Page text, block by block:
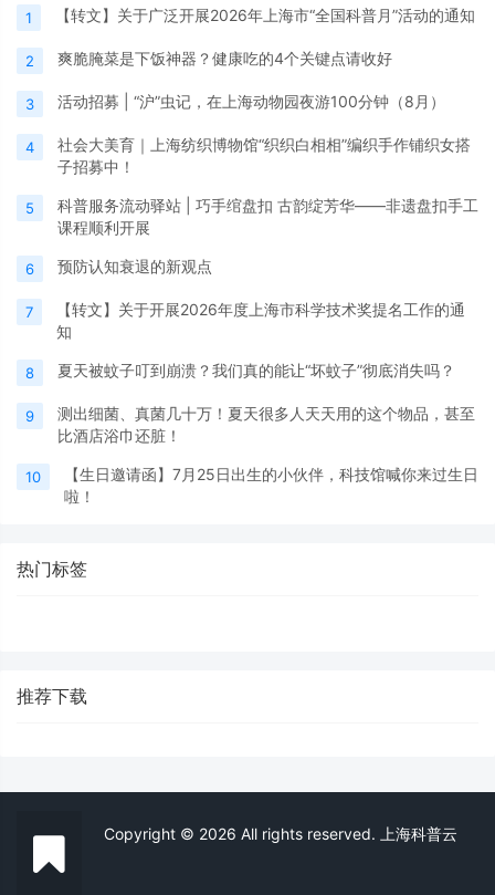
1 【转文】关于广泛开展2026年上海市“全国科普月”活动的通知
2 爽脆腌菜是下饭神器？健康吃的4个关键点请收好
3 活动招募 | “沪”虫记，在上海动物园夜游100分钟（8月）
4
社会大美育｜上海纺织博物馆“织织白相相”编织手作铺织女搭
子招募中！
5
科普服务流动驿站 | 巧手绾盘扣 古韵绽芳华——非遗盘扣手工
课程顺利开展
6 预防认知衰退的新观点
7
【转文】关于开展2026年度上海市科学技术奖提名工作的通
知
8 夏天被蚊子叮到崩溃？我们真的能让“坏蚊子”彻底消失吗？
9
测出细菌、真菌几十万！夏天很多人天天用的这个物品，甚至
比酒店浴巾还脏！
10
【生日邀请函】7月25日出生的小伙伴，科技馆喊你来过生日
啦！
热门标签
推荐下载
Copyright © 2026 All rights reserved. 上海科普云